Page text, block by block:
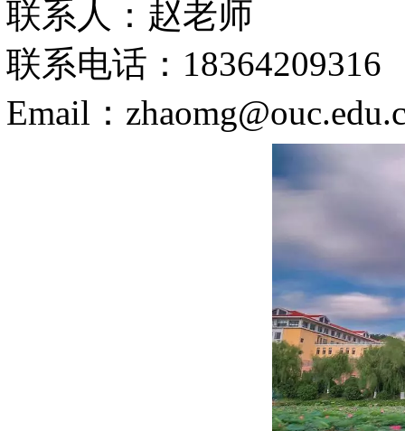
联系人：赵老师
联系电话：18364209316
Email：